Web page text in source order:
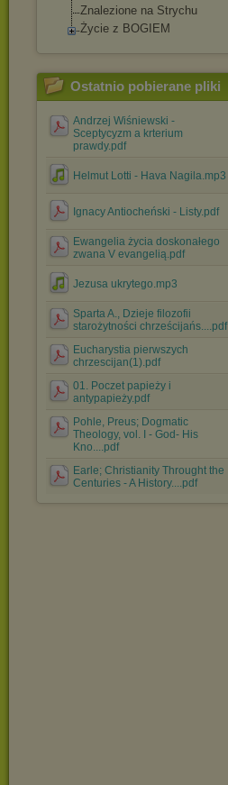
Znalezione na Strychu
Życie z BOGIEM
Ostatnio pobierane pliki
Andrzej Wiśniewski -
Sceptycyzm a krterium
prawdy.pdf
Helmut Lotti - Hava Nagila.mp3
Ignacy Antiocheński - Listy.pdf
Ewangelia życia doskonałego
zwana V evangelią.pdf
Jezusa ukrytego.mp3
Sparta A., Dzieje filozofii
starożytności chrześcijańs....pdf
Eucharystia pierwszych
chrzescijan(1).pdf
01. Poczet papieży i
antypapieży.pdf
Pohle, Preus; Dogmatic
Theology, vol. I - God- His
Kno....pdf
Earle; Christianity Throught the
Centuries - A History....pdf